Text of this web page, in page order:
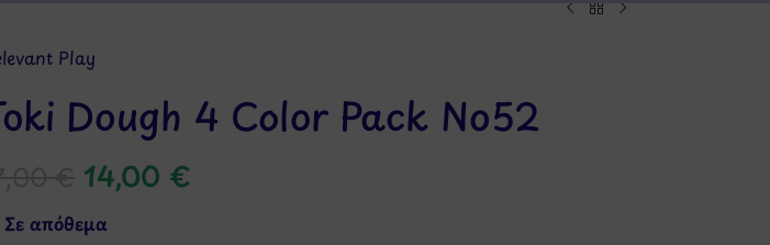
Play
Dough 4 Color Pack Νο52
14,00 €
Σε απόθεμα